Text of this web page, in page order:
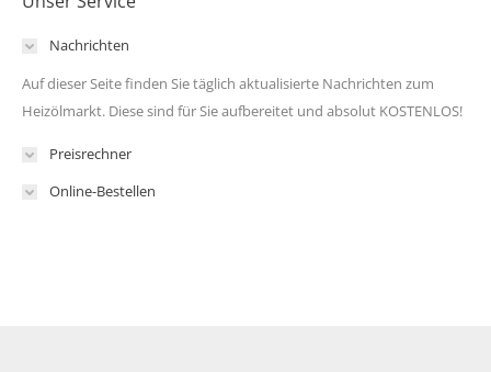
Nachrichten
Auf dieser Seite finden Sie täglich aktualisierte Nachrichten zum
Heizölmarkt. Diese sind für Sie aufbereitet und absolut KOSTENLOS!
Preisrechner
Online-Bestellen